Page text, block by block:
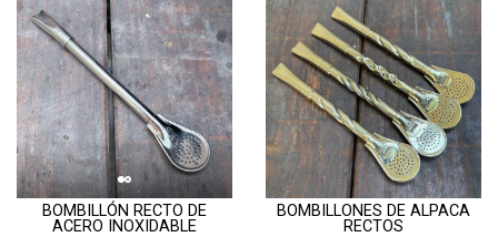
BOMBILLÓN RECTO DE
ACERO INOXIDABLE
BOMBILLONES DE ALPACA
RECTOS